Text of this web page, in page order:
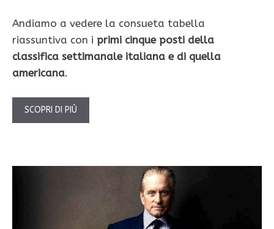
Andiamo a vedere la consueta tabella
riassuntiva con i primi cinque posti della
classifica settimanale italiana e di quella
americana.
SCOPRI DI PIÙ